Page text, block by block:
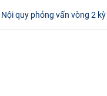
Nội quy phỏng vấn vòng 2